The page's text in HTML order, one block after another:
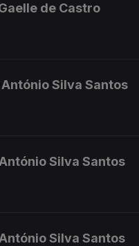
de Castro
Silva Santos
Silva Santos
Silva Santos